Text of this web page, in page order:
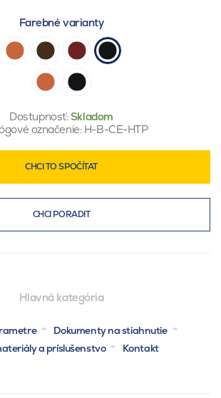
Farebné varianty
Dostupnosť:Skladom
označenie: H-B-CE-HTP
CHCI TO SPOČÍTAT
CHCI PORADIT
Hlavná kategória
Dokumenty na stiahnutie
a príslušenstvo
Kontakt